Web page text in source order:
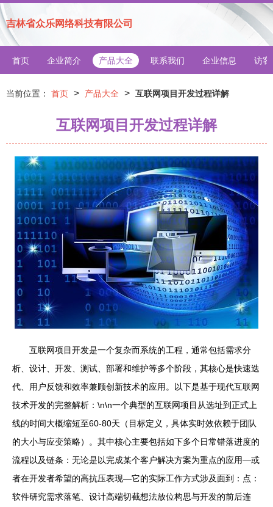
吉林省众乐网络科技有限公司
首页 企业简介 产品大全 联系我们 企业信息 访客
当前位置： 首页 > 产品大全 > 互联网项目开发过程详解
互联网项目开发过程详解
互联网项目开发是一个复杂而系统的工程，通常包括需求分
析、设计、开发、测试、部署和维护等多个阶段，其核心是快速迭
代、用户反馈和效率兼顾创新技术的应用。以下是基于现代互联网
技术开发的完整解析：\n\n一个典型的互联网项目从选址到正式上
线的时间大概缩短至60-80天（目标定义，具体实时效依赖于团队
的大小与应变策略）。其中核心主要包括如下多个日常错落进度的
流程以及链条：无论是以完成某个客户解决方案为重点的应用—或
者在开发者希望的高抗压表现—它的实际工作方式涉及面到：点：
软件研究需求落笔、设计高端切截想法放位构思与开发的前后连